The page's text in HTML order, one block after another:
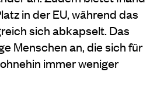
in der EU, während das
sich abkapselt. Das
Menschen an, die sich für
immer weniger